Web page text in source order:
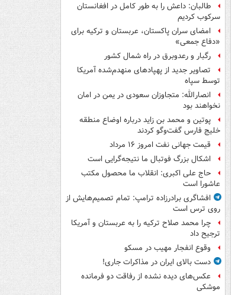
طالبان: داعش را به طور کامل در افغانستان
سرکوب کردیم
امضای سران پاکستان، عربستان و ترکیه برای
«دفاع جمعی»
رگبار و رعدوبرق در راه شمال کشور
تصاویر جدید از پهپادهای منهدم‌شده آمریکا
توسط سپاه
انصارالله: متجاوزان سعودی در یمن در امان
نخواهند بود
پوتین و محمد بن زاید درباره اوضاع منطقه
خلیج فارس گفت‌وگو کردند
قیمت جهانی نفت امروز ۱۶ مرداد
اشکال بزرگ فوتبال ما نتیجه‌گرایی است
حاج علی اکبری: انقلاب ما محصول مکتب
عاشورا است
افشاگری برادرزاده ترامپ: تمام تصمیم‌هایش از
روی ترس است
چرا محمد صلاح ترکیه را به عربستان و آمریکا
ترجیح داد
وقوع انفجار مهیب در مسکو
دست بالای ایران در مذاکرات جاری!
عکس‌های دیده نشده از رفاقت دو فرمانده‌
موشکی